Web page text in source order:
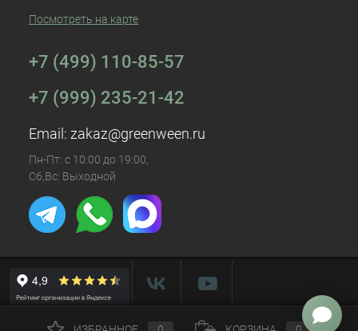
Посмотреть на карте
+7 (499) 110-85-57
+7 (999) 235-21-42
Email: zakaz@greenween.ru
Пн-Пт: с 10:00 до 19:00,
Сб,Вс: Выходной